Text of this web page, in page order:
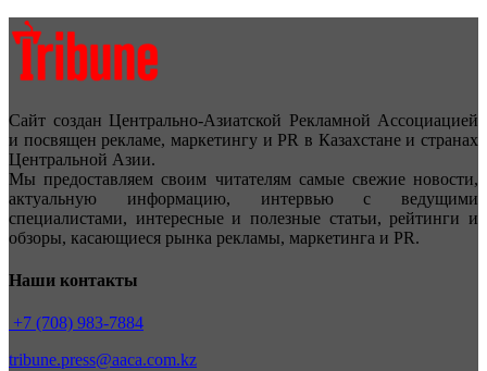
Сайт создан Центрально-Азиатской Рекламной Ассоциацией
и посвящен рекламе, маркетингу и PR в Казахстане и странах
Центральной Азии.
Мы предоставляем своим читателям самые свежие новости,
актуальную информацию, интервью с ведущими
специалистами, интересные и полезные статьи, рейтинги и
обзоры, касающиеся рынка рекламы, маркетинга и PR.
Наши контакты
+7 (708) 983-7884
tribune.press@aaca.com.kz